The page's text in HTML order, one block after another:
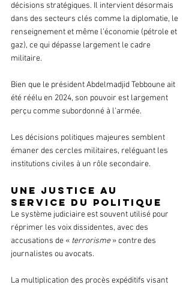
décisions stratégiques. Il intervient désormais
dans des secteurs clés comme la diplomatie, le
renseignement et même l’économie (pétrole et
gaz), ce qui dépasse largement le cadre
militaire.
Bien que le président Abdelmadjid Tebboune ait
été réélu en 2024, son pouvoir est largement
perçu comme subordonné à l’armée.
Les décisions politiques majeures semblent
émaner des cercles militaires, reléguant les
institutions civiles à un rôle secondaire.
Une justice au
service du politique
Le système judiciaire est souvent utilisé pour
réprimer les voix dissidentes, avec des
accusations de « terrorisme » contre des
journalistes ou avocats.
La multiplication des procès expéditifs visant